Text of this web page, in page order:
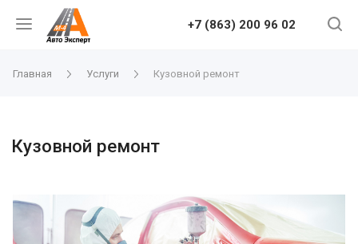
+7 (863) 200 96 02
Главная Услуги Кузовной ремонт
Кузовной ремонт